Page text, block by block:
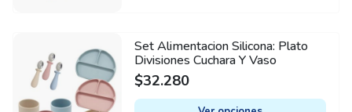
may
be
chosen
on
Set Alimentacion Silicona: Plato
Divisiones Cuchara Y Vaso
$32.280
This
product
has
multiple